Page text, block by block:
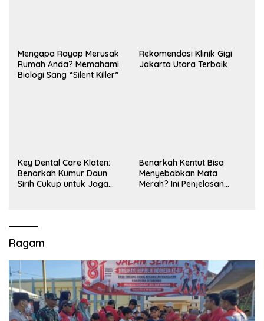
Mengapa Rayap Merusak
Rumah Anda? Memahami
Biologi Sang “Silent Killer”
Rekomendasi Klinik Gigi
Jakarta Utara Terbaik
Key Dental Care Klaten:
Benarkah Kumur Daun
Sirih Cukup untuk Jaga
Benarkah Kentut Bisa
Menyebabkan Mata
Merah? Ini Penjelasan
Ragam